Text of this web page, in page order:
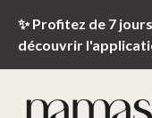
✨ Profitez de 7
découvrir